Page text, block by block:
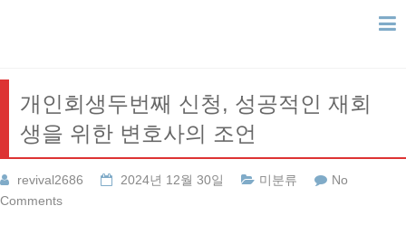
개인회생두번째 신청, 성공적인 재회
생을 위한 변호사의 조언
revival2686 2024년 12월 30일 미분류
No
Comments